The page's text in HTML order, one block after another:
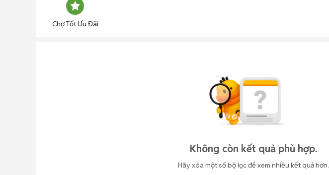
Chợ Tốt Ưu Đãi
Không còn kết quả phù hợp.
Hãy xóa một số bộ lọc để xem nhiều kết quả hơn.